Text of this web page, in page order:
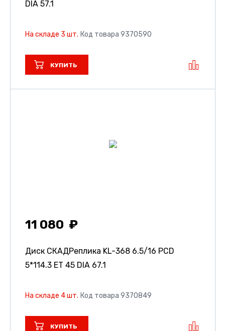
DIA 57.1
На складе 3 шт. Код товара 9370590
КУПИТЬ
11 080
Диск СКАДРеплика KL-368 6.5/16 PCD
5*114.3 ET 45 DIA 67.1
На складе 4 шт. Код товара 9370849
КУПИТЬ